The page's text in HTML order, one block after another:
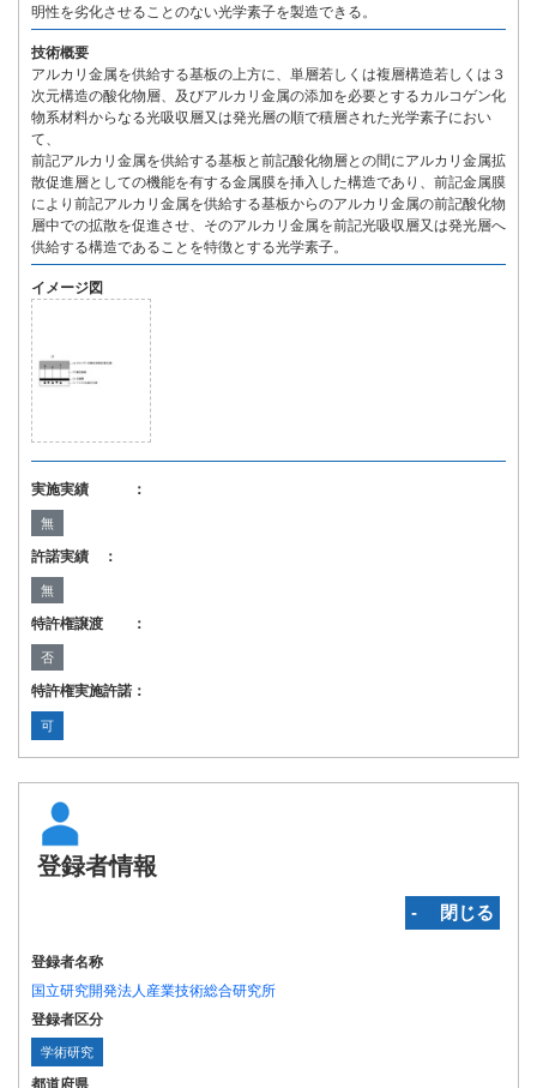
明性を劣化させることのない光学素子を製造できる。
技術概要
アルカリ金属を供給する基板の上方に、単層若しくは複層構造若しくは３
次元構造の酸化物層、及びアルカリ金属の添加を必要とするカルコゲン化
物系材料からなる光吸収層又は発光層の順で積層された光学素子におい
て、
前記アルカリ金属を供給する基板と前記酸化物層との間にアルカリ金属拡
散促進層としての機能を有する金属膜を挿入した構造であり、前記金属膜
により前記アルカリ金属を供給する基板からのアルカリ金属の前記酸化物
層中での拡散を促進させ、そのアルカリ金属を前記光吸収層又は発光層へ
供給する構造であることを特徴とする光学素子。
イメージ図
実施実績 ：
無
許諾実績 ：
無
特許権譲渡 ：
否
特許権実施許諾：
可
登録者情報
‐ 閉じる
登録者名称
国立研究開発法人産業技術総合研究所
登録者区分
学術研究
都道府県